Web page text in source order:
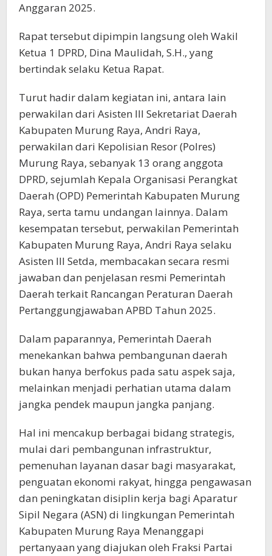
Anggaran 2025.
Rapat tersebut dipimpin langsung oleh Wakil
Ketua 1 DPRD, Dina Maulidah, S.H., yang
bertindak selaku Ketua Rapat.
Turut hadir dalam kegiatan ini, antara lain
perwakilan dari Asisten III Sekretariat Daerah
Kabupaten Murung Raya, Andri Raya,
perwakilan dari Kepolisian Resor (Polres)
Murung Raya, sebanyak 13 orang anggota
DPRD, sejumlah Kepala Organisasi Perangkat
Daerah (OPD) Pemerintah Kabupaten Murung
Raya, serta tamu undangan lainnya. Dalam
kesempatan tersebut, perwakilan Pemerintah
Kabupaten Murung Raya, Andri Raya selaku
Asisten III Setda, membacakan secara resmi
jawaban dan penjelasan resmi Pemerintah
Daerah terkait Rancangan Peraturan Daerah
Pertanggungjawaban APBD Tahun 2025.
Dalam paparannya, Pemerintah Daerah
menekankan bahwa pembangunan daerah
bukan hanya berfokus pada satu aspek saja,
melainkan menjadi perhatian utama dalam
jangka pendek maupun jangka panjang.
Hal ini mencakup berbagai bidang strategis,
mulai dari pembangunan infrastruktur,
pemenuhan layanan dasar bagi masyarakat,
penguatan ekonomi rakyat, hingga pengawasan
dan peningkatan disiplin kerja bagi Aparatur
Sipil Negara (ASN) di lingkungan Pemerintah
Kabupaten Murung Raya Menanggapi
pertanyaan yang diajukan oleh Fraksi Partai